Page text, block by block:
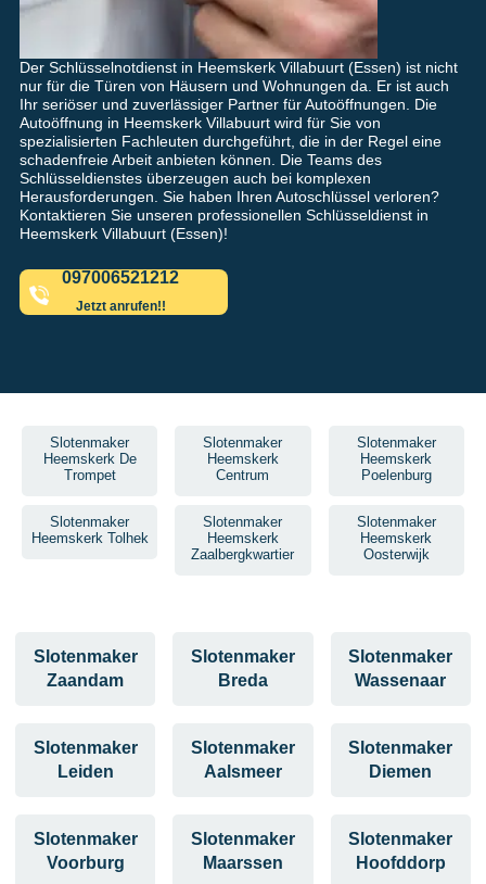
Der Schlüsselnotdienst in Heemskerk Villabuurt (Essen) ist nicht
nur für die Türen von Häusern und Wohnungen da. Er ist auch
Ihr seriöser und zuverlässiger Partner für Autoöffnungen. Die
Autoöffnung in Heemskerk Villabuurt wird für Sie von
spezialisierten Fachleuten durchgeführt, die in der Regel eine
schadenfreie Arbeit anbieten können. Die Teams des
Schlüsseldienstes überzeugen auch bei komplexen
Herausforderungen. Sie haben Ihren Autoschlüssel verloren?
Kontaktieren Sie unseren professionellen Schlüsseldienst in
Heemskerk Villabuurt (Essen)!
097006521212
Jetzt anrufen!!
Slotenmaker
Heemskerk De
Trompet
Slotenmaker
Heemskerk
Centrum
Slotenmaker
Heemskerk
Poelenburg
Slotenmaker
Heemskerk Tolhek
Slotenmaker
Heemskerk
Zaalbergkwartier
Slotenmaker
Heemskerk
Oosterwijk
Slotenmaker
Zaandam
Slotenmaker
Breda
Slotenmaker
Wassenaar
Slotenmaker
Leiden
Slotenmaker
Aalsmeer
Slotenmaker
Diemen
Slotenmaker
Voorburg
Slotenmaker
Maarssen
Slotenmaker
Hoofddorp